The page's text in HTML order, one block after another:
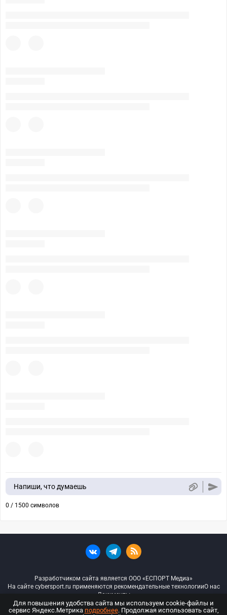
Напиши, что думаешь
0 / 1500 символов
Разработчиком сайта является ООО «ЕСПОРТ Медиа»
На сайте cybersport.ru применяются рекомендательные технологииО нас
Документы
© ООО «Киберспорт.ру» — Все права защищены
Для повышения удобства сайта мы используем cookie-файлы и
сервис Яндекс.Метрика подробнее. Продолжая использовать сайт,